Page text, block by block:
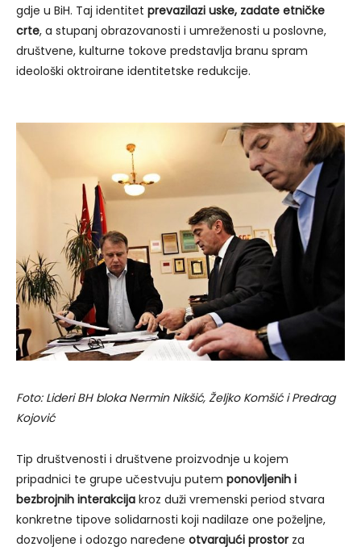
gdje u BiH. Taj identitet prevazilazi uske, zadate etničke
crte, a stupanj obrazovanosti i umreženosti u poslovne,
društvene, kulturne tokove predstavlja branu spram
ideološki oktroirane identitetske redukcije.
Foto: Lideri BH bloka Nermin Nikšić, Željko Komšić i Predrag
Kojović
Tip društvenosti i društvene proizvodnje u kojem
pripadnici te grupe učestvuju putem ponovljenih i
bezbrojnih interakcija kroz duži vremenski period stvara
konkretne tipove solidarnosti koji nadilaze one poželjne,
dozvoljene i odozgo naređene otvarajući prostor za